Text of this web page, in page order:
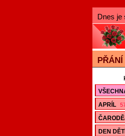
Dnes je
APRÍL
DEN DĚTÍ